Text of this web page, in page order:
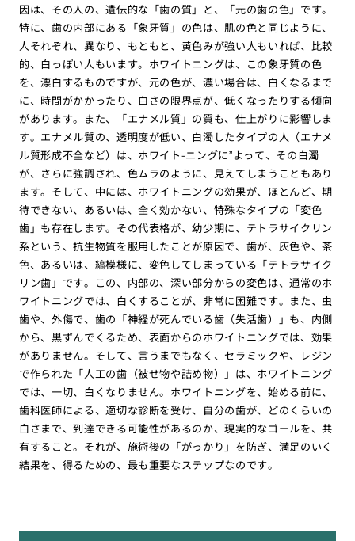
因は、その人の、遺伝的な「歯の質」と、「元の歯の色」です。
特に、歯の内部にある「象牙質」の色は、肌の色と同じように、
人それぞれ、異なり、もともと、黄色みが強い人もいれば、比較
的、白っぽい人もいます。ホワイトニングは、この象牙質の色
を、漂白するものですが、元の色が、濃い場合は、白くなるまで
に、時間がかかったり、白さの限界点が、低くなったりする傾向
があります。また、「エナメル質」の質も、仕上がりに影響しま
す。エナメル質の、透明度が低い、白濁したタイプの人（エナメ
ル質形成不全など）は、ホワイト-ニングに”よって、その白濁
が、さらに強調され、色ムラのように、見えてしまうこともあり
ます。そして、中には、ホワイトニングの効果が、ほとんど、期
待できない、あるいは、全く効かない、特殊なタイプの「変色
歯」も存在します。その代表格が、幼少期に、テトラサイクリン
系という、抗生物質を服用したことが原因で、歯が、灰色や、茶
色、あるいは、縞模様に、変色してしまっている「テトラサイク
リン歯」です。この、内部の、深い部分からの変色は、通常のホ
ワイトニングでは、白くすることが、非常に困難です。また、虫
歯や、外傷で、歯の「神経が死んでいる歯（失活歯）」も、内側
から、黒ずんでくるため、表面からのホワイトニングでは、効果
がありません。そして、言うまでもなく、セラミックや、レジン
で作られた「人工の歯（被せ物や詰め物）」は、ホワイトニング
では、一切、白くなりません。ホワイトニングを、始める前に、
歯科医師による、適切な診断を受け、自分の歯が、どのくらいの
白さまで、到達できる可能性があるのか、現実的なゴールを、共
有すること。それが、施術後の「がっかり」を防ぎ、満足のいく
結果を、得るための、最も重要なステップなのです。